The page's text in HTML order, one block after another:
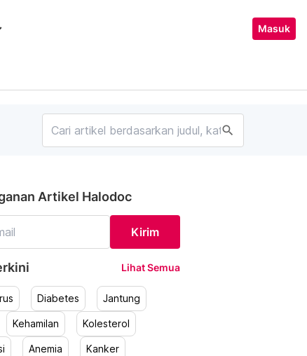
Masuk
search
Artikel Halodoc
Kirim
Lihat Semua
Diabetes Jantung
Kehamilan Kolesterol
Anemia Kanker